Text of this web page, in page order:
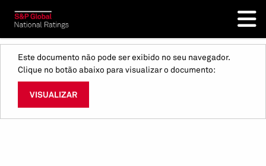
Este documento não pode ser exibido no seu navegador.
Clique no botão abaixo para visualizar o documento:
VISUALIZAR